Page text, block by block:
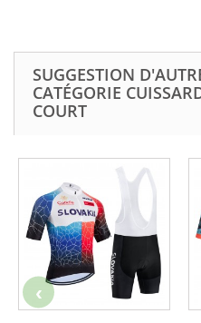
SUGGESTION
CATÉGORIE
COURT